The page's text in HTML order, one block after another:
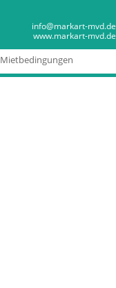
info@markart-mvd.de
www.markart-mvd.de
Mietbedingungen